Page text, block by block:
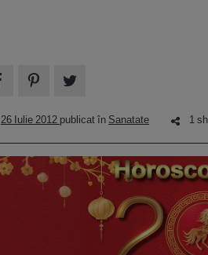
26 Iulie 2012 publicat în Sanatate 1